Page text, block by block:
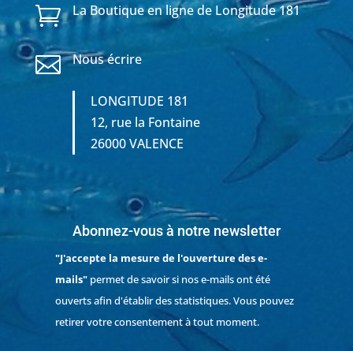
 La Boutique en ligne de Longitude 181
 Nous écrire
LONGITUDE 181
12, rue la Fontaine
26000 VALENCE
Abonnez-vous à notre newsletter
"J'accepte la mesure de l'ouverture des e-
mails"permet de savoir si nos e-mails ont été
ouverts afin d'établir des statistiques. Vous pouvez
retirer votre consentement à tout moment.